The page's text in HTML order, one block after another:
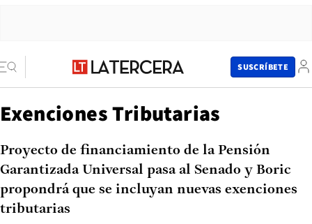
SUSCRÍBETE
Exenciones Tributarias
Proyecto de financiamiento de la Pensión
Garantizada Universal pasa al Senado y Boric
propondrá que se incluyan nuevas exenciones
tributarias